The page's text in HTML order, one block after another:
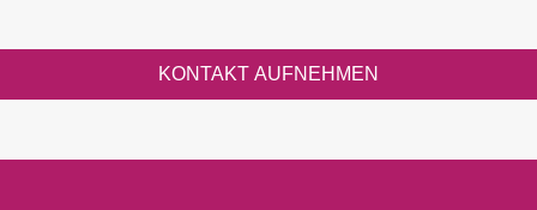
KONTAKT AUFNEHMEN